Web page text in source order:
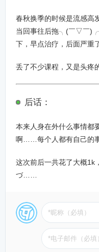
春秋换季的时候是流感高
当回事往后拖╮(￣▽￣)╭
下，早点治疗，后面严重
丢了不少课程，又是头
后话：
本来人身在外什么事情都
啊……每个人都有自己的
这次前后一共花了大概1k
づ……